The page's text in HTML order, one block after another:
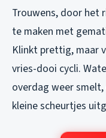
Trouwens, door het
te maken met
Klinkt prettig, maar
vries-dooi cycli.
overdag weer
kleine scheurtjes